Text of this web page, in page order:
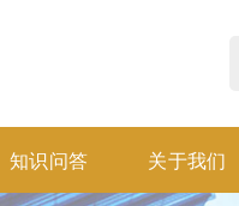
知识问答 关于我们